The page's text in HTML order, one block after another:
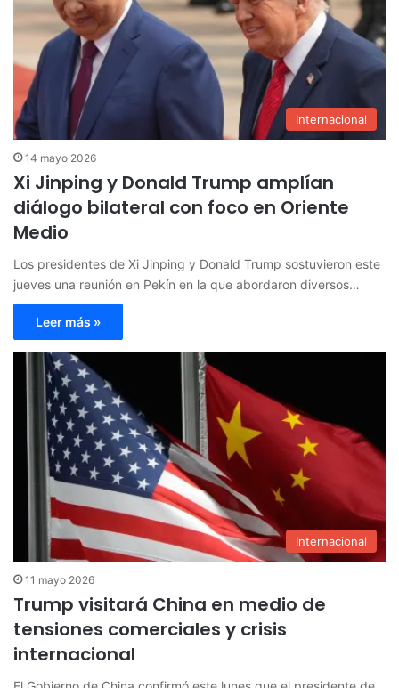
Internacional
14 mayo 2026
Xi Jinping y Donald Trump amplían
diálogo bilateral con foco en Oriente
Medio
Los presidentes de Xi Jinping y Donald Trump sostuvieron este
jueves una reunión en Pekín en la que abordaron diversos…
Leer más »
Internacional
11 mayo 2026
Trump visitará China en medio de
tensiones comerciales y crisis
internacional